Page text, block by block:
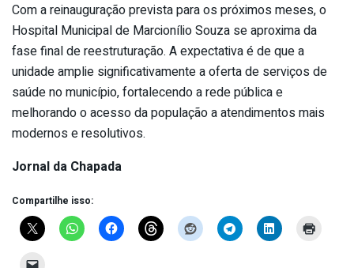
Com a reinauguração prevista para os próximos meses, o
Hospital Municipal de Marcionílio Souza se aproxima da
fase final de reestruturação. A expectativa é de que a
unidade amplie significativamente a oferta de serviços de
saúde no município, fortalecendo a rede pública e
melhorando o acesso da população a atendimentos mais
modernos e resolutivos.
Jornal da Chapada
Compartilhe isso: